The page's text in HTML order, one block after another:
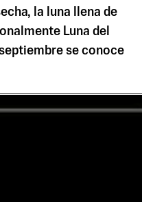
la luna llena de
Luna del
se conoce